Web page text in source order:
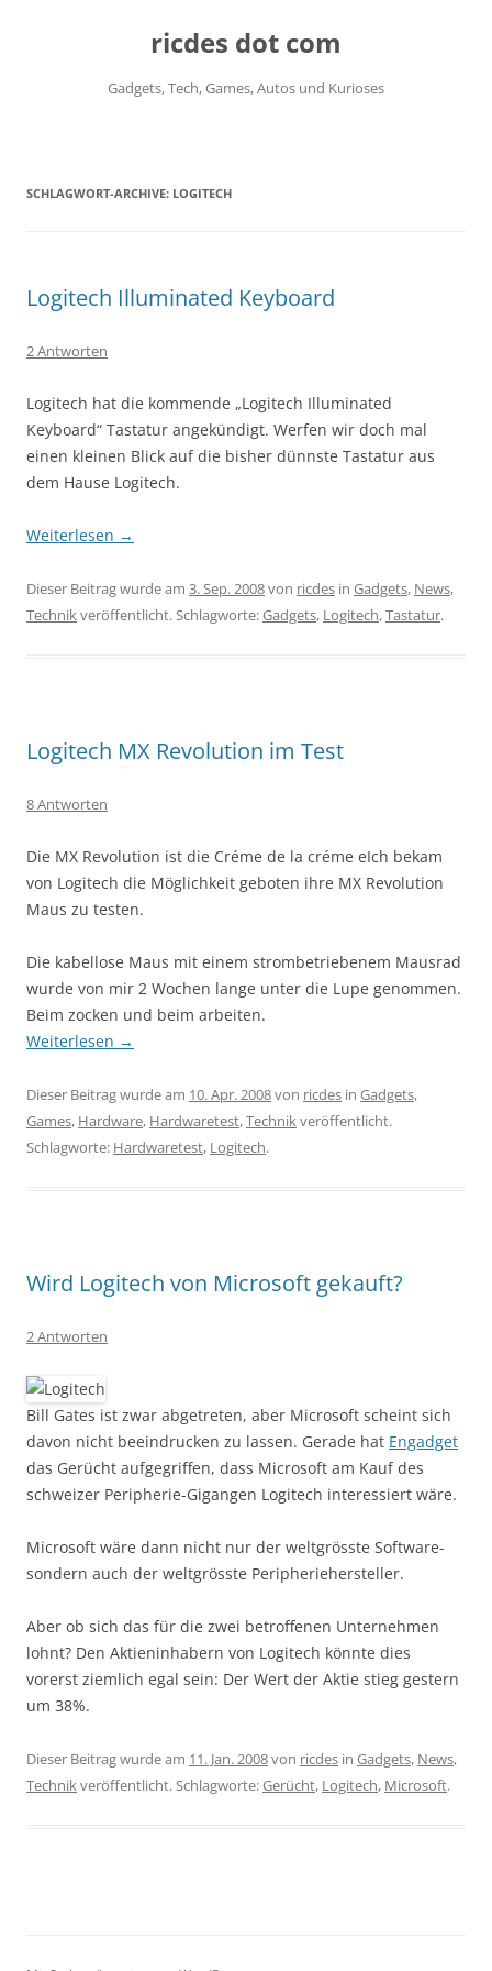
ricdes dot com
Gadgets, Tech, Games, Autos und Kurioses
SCHLAGWORT-ARCHIVE: LOGITECH
Logitech Illuminated Keyboard
2 Antworten
Logitech hat die kommende „Logitech Illuminated
Keyboard“ Tastatur angekündigt. Werfen wir doch mal
einen kleinen Blick auf die bisher dünnste Tastatur aus
dem Hause Logitech.
Weiterlesen →
Dieser Beitrag wurde am 3. Sep. 2008von ricdes in Gadgets, News,
Technikveröffentlicht. Schlagworte:Gadgets, Logitech,Tastatur.
Logitech MX Revolution im Test
8 Antworten
Die MX Revolution ist die Créme de la créme eIch bekam
von Logitech die Möglichkeit geboten ihre MX Revolution
Maus zu testen.
Die kabellose Maus mit einem strombetriebenem Mausrad
wurde von mir 2 Wochen lange unter die Lupe genommen.
Beim zocken und beim arbeiten.
Weiterlesen →
Dieser Beitrag wurde am 10. Apr. 2008von ricdes in Gadgets,
Games, Hardware, Hardwaretest,Technikveröffentlicht.
Schlagworte: Hardwaretest, Logitech.
Wird Logitech von Microsoft gekauft?
2 Antworten
Bill Gates ist zwar abgetreten, aber Microsoft scheint sich
davon nicht beeindrucken zu lassen. Gerade hat Engadget
das Gerücht aufgegriffen, dass Microsoft am Kauf des
schweizer Peripherie-Gigangen Logitech interessiert wäre.
Microsoft wäre dann nicht nur der weltgrösste Software-
sondern auch der weltgrösste Peripheriehersteller.
Aber ob sich das für die zwei betroffenen Unternehmen
lohnt? Den Aktieninhabern von Logitech könnte dies
vorerst ziemlich egal sein: Der Wert der Aktie stieg gestern
um 38%.
Dieser Beitrag wurde am 11. Jan. 2008von ricdes in Gadgets, News,
Technikveröffentlicht. Schlagworte:Gerücht, Logitech, Microsoft.